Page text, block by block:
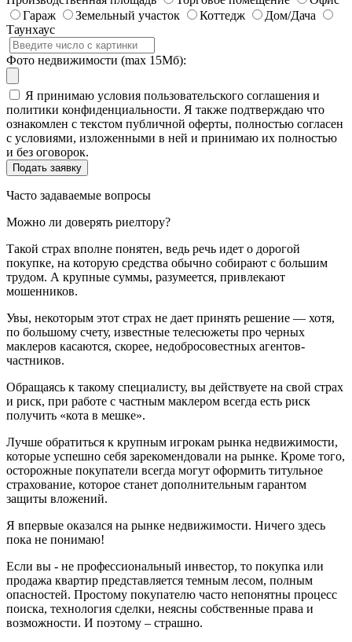
Гараж
Земельный участок Коттедж
Дом/Дача
Таунхаус
Фото недвижимости (max 15Мб):
Я принимаю условия пользовательского соглашения и
политики конфиденциальности. Я также подтверждаю что
ознакомлен с текстом публичной оферты, полностью согласен
с условиями, изложенными в ней и принимаю их полностью
и без оговорок.
Часто задаваемые вопросы
Можно ли доверять риелтору?
Такой страх вполне понятен, ведь речь идет о дорогой
покупке, на которую средства обычно собирают с большим
трудом. А крупные суммы, разумеется, привлекают
мошенников.
Увы, некоторым этот страх не дает принять решение — хотя,
по большому счету, известные телесюжеты про черных
маклеров касаются, скорее, недобросовестных агентов-
частников.
Обращаясь к такому специалисту, вы действуете на свой страх
и риск, при работе с частным маклером всегда есть риск
получить «кота в мешке».
Лучше обратиться к крупным игрокам рынка недвижимости,
которые успешно себя зарекомендовали на рынке. Кроме того,
осторожные покупатели всегда могут оформить титульное
страхование, которое станет дополнительным гарантом
защиты вложений.
Я впервые оказался на рынке недвижимости. Ничего здесь
пока не понимаю!
Если вы - не профессиональный инвестор, то покупка или
продажа квартир представляется темным лесом, полным
опасностей. Простому покупателю часто непонятны процесс
поиска, технология сделки, неясны собственные права и
возможности. И поэтому – страшно.